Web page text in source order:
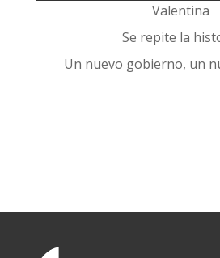
Valentina
Se repite la
Un nuevo gobierno, un